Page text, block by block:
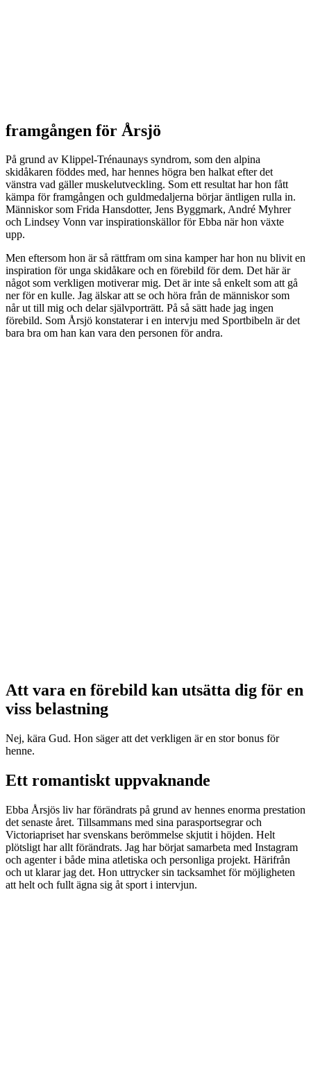
framgången för Årsjö
På grund av Klippel-Trénaunays syndrom, som den alpina
skidåkaren föddes med, har hennes högra ben halkat efter det
vänstra vad gäller muskelutveckling. Som ett resultat har hon fått
kämpa för framgången och guldmedaljerna börjar äntligen rulla in.
Människor som Frida Hansdotter, Jens Byggmark, André Myhrer
och Lindsey Vonn var inspirationskällor för Ebba när hon växte
upp.
Men eftersom hon är så rättfram om sina kamper har hon nu blivit en
inspiration för unga skidåkare och en förebild för dem. Det här är
något som verkligen motiverar mig. Det är inte så enkelt som att gå
ner för en kulle. Jag älskar att se och höra från de människor som
når ut till mig och delar självporträtt. På så sätt hade jag ingen
förebild. Som Årsjö konstaterar i en intervju med Sportbibeln är det
bara bra om han kan vara den personen för andra.
Att vara en förebild kan utsätta dig för en
viss belastning
Nej, kära Gud. Hon säger att det verkligen är en stor bonus för
henne.
Ett romantiskt uppvaknande
Ebba Årsjös liv har förändrats på grund av hennes enorma prestation
det senaste året. Tillsammans med sina parasportsegrar och
Victoriapriset har svenskans berömmelse skjutit i höjden. Helt
plötsligt har allt förändrats. Jag har börjat samarbeta med Instagram
och agenter i både mina atletiska och personliga projekt. Härifrån
och ut klarar jag det. Hon uttrycker sin tacksamhet för möjligheten
att helt och fullt ägna sig åt sport i intervjun.